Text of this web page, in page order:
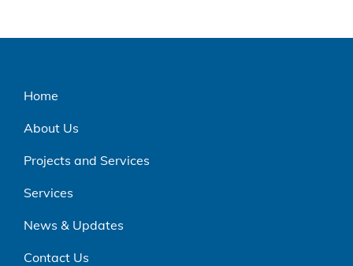
Home
About Us
Projects and Services
Services
News & Updates
Contact Us